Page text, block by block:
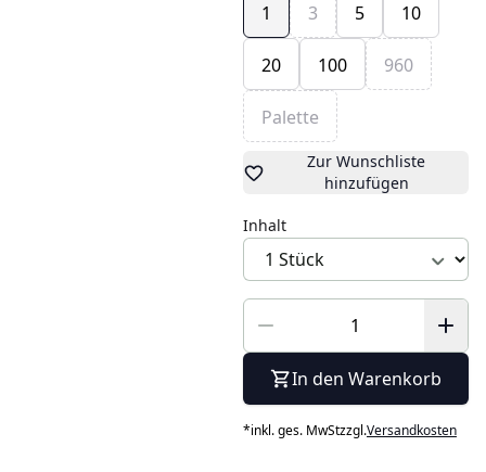
1 3 5 10
20 100 960
Palette
Zur Wunschliste
hinzufügen
Inhalt
In den Warenkorb
*inkl. ges. MwStzzgl.Versandkosten